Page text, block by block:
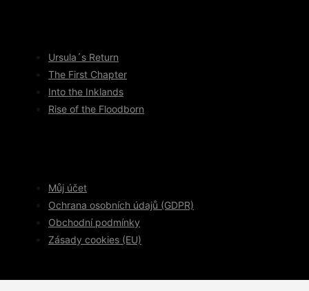
Ursula´s Return
The First Chapter
Into the Inklands
Rise of the Floodborn
Můj účet
Ochrana osobních údajů (GDPR)
Obchodní podmínky
Zásady cookies (EU)